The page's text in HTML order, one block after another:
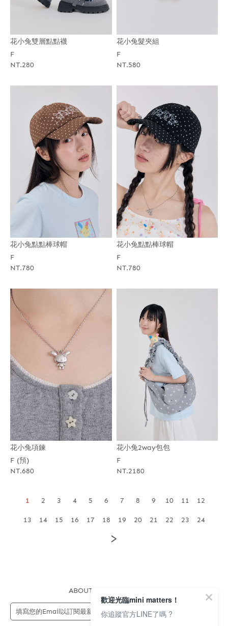
花小兔雙層點點襪
F
NT.280
花小兔髮夾組
F
NT.580
花小兔點點棒球帽
F
NT.780
花小兔點點棒球帽
F
NT.780
花小兔項鍊
F (預)
NT.680
花小兔2way包包
F
NT.2180
1 2 3 4 5 6 7 8 9 10 11 12
13 14 15 16 17 18 19 20 21 22 23 24
>
ABOUT US
歡迎光臨mini matters！
你追蹤官方LINE了嗎 ?